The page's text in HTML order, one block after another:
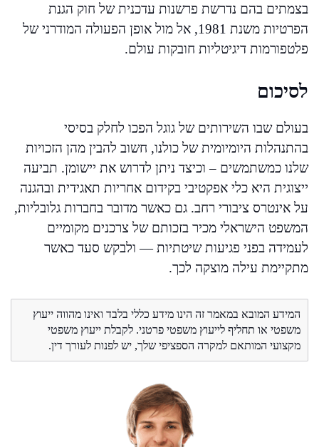
בצמתים בהם נדרשת פרשנות עדכנית של חוק הגנת
הפרטיות משנת 1981, אל מול אופן הפעולה המודרני של
פלטפורמות דיגיטליות חובקות עולם.
לסיכום
בעולם שבו השירותים של גוגל הפכו לחלק בסיסי
בהתנהלות היומיומית של כולנו, חשוב להבין מהן הזכויות
שלנו כמשתמשים – וכיצד ניתן לדרוש את יישומן. תביעה
ייצוגית היא כלי אפקטיבי בקידום אחריות תאגידית ובהגנה
על אינטרס ציבורי רחב. גם כאשר מדובר בחברות גלובליות,
המשפט הישראלי מכיר בזכותם של צרכנים מקומיים
לעמידה בפני פגיעות שיטתיות — ולבקש סעד כאשר
מתקיימת עילה מוצקה לכך.
המידע המובא במאמר זה הינו מידע כללי בלבד ואינו מהווה ייעוץ
משפטי או תחליף לייעוץ משפטי פרטני. לקבלת ייעוץ משפטי
מקצועי המותאם למקרה הספציפי שלך, יש לפנות לעורך דין.